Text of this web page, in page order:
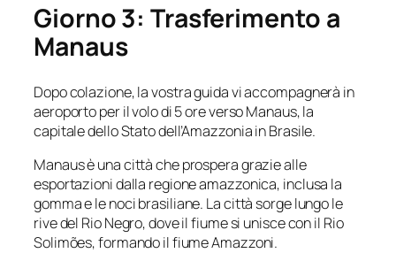
Giorno 3: Trasferimento a
Manaus
Dopo colazione, la vostra guida vi accompagnerà in
aeroporto per il volo di 5 ore verso Manaus, la
capitale dello Stato dell’Amazzonia in Brasile.
Manaus è una città che prospera grazie alle
esportazioni dalla regione amazzonica, inclusa la
gomma e le noci brasiliane. La città sorge lungo le
rive del Rio Negro, dove il fiume si unisce con il Rio
Solimões, formando il fiume Amazzoni.